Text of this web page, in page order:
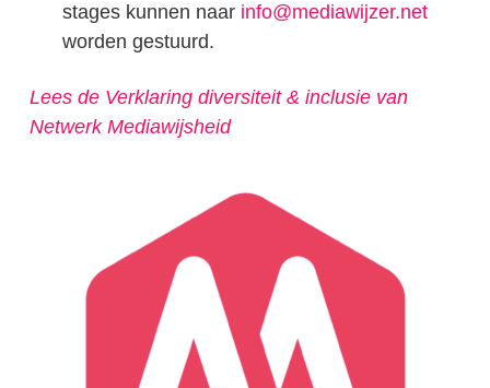
stages kunnen naar info@mediawijzer.net
worden gestuurd.
Lees de Verklaring diversiteit & inclusie van
Netwerk Mediawijsheid